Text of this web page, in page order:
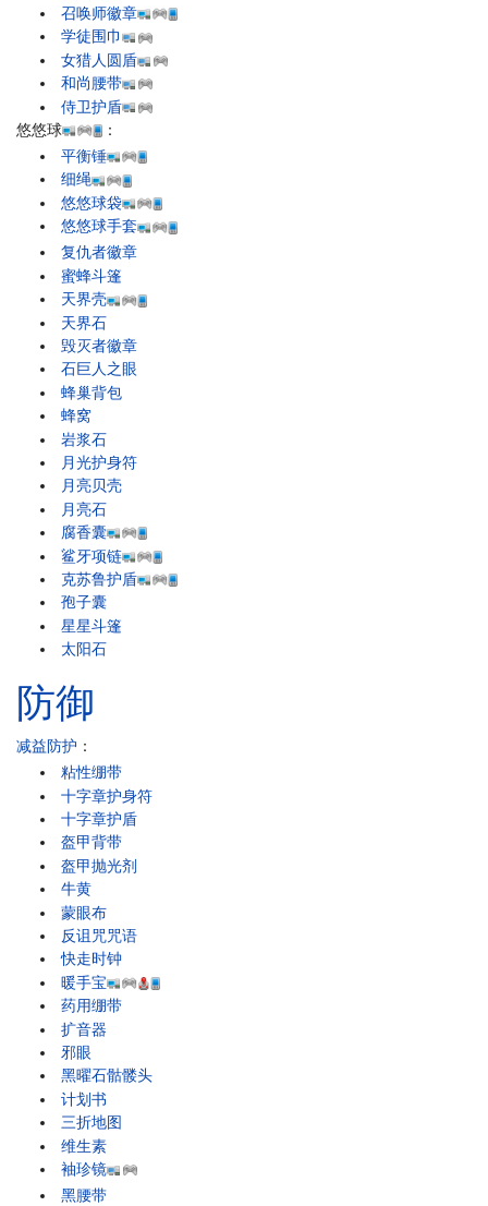
召唤师徽章
学徒围巾
女猎人圆盾
和尚腰带
侍卫护盾
悠悠球
：
平衡锤
细绳
悠悠球袋
悠悠球手套
复仇者徽章
蜜蜂斗篷
天界壳
天界石
毁灭者徽章
石巨人之眼
蜂巢背包
蜂窝
岩浆石
月光护身符
月亮贝壳
月亮石
腐香囊
鲨牙项链
克苏鲁护盾
孢子囊
星星斗篷
太阳石
防御
减益防护 ：
粘性绷带
十字章护身符
十字章护盾
盔甲背带
盔甲抛光剂
牛黄
蒙眼布
反诅咒咒语
快走时钟
暖手宝
药用绷带
扩音器
邪眼
黑曜石骷髅头
计划书
三折地图
维生素
袖珍镜
黑腰带